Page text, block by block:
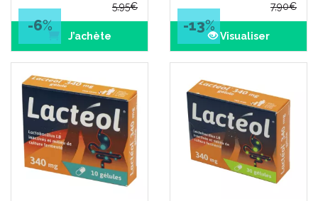
5,95€
-6%
J’achète
7,90€
-13%
Visualiser